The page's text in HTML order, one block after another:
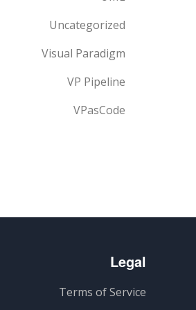
Uncategorized
Visual Paradigm
VP Pipeline
VPasCode
Legal
Terms of Service